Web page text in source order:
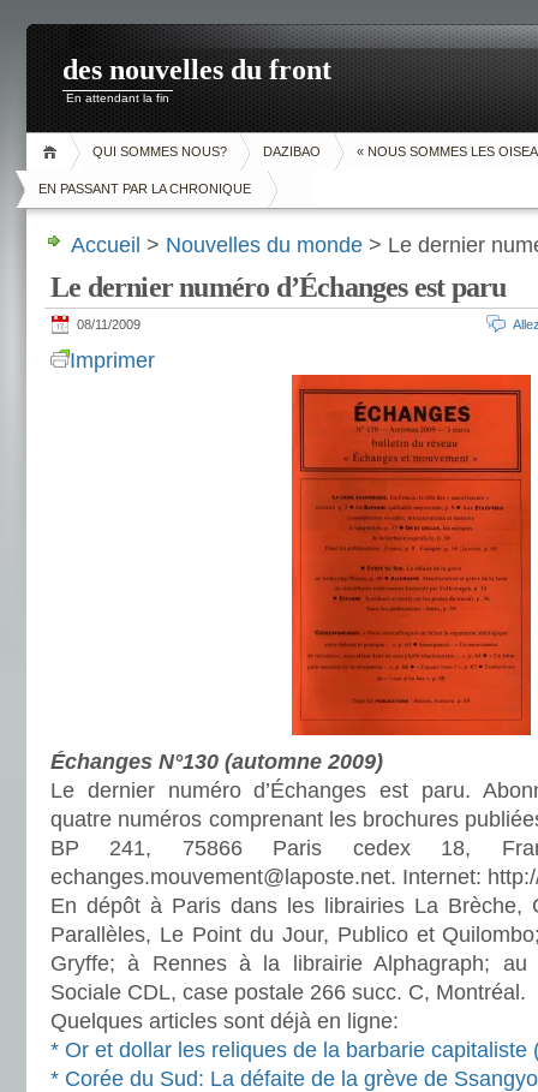
des nouvelles du front
En attendant la fin
QUI SOMMES NOUS? DAZIBAO « NOUS SOMMES LES
EN PASSANT PAR LA CHRONIQUE
Accueil > Nouvelles du monde > Le dernier
Le dernier numéro d’Échanges est paru
08/11/2009
Imprimer
Échanges N°130 (automne 2009)
Le dernier numéro d’Échanges est paru.
quatre numéros comprenant les brochures
BP 241, 75866 Paris cedex 18,
echanges.mouvement@laposte.net. Internet:
En dépôt à Paris dans les librairies La Brèche,
Parallèles, Le Point du Jour, Publico et
Gryffe; à Rennes à la librairie Alphagraph;
Sociale CDL, case postale 266 succ. C, Montréal.
Quelques articles sont déjà en ligne:
* Or et dollar les reliques de la barbarie capitaliste
* Corée du Sud: La défaite de la grève de